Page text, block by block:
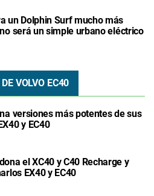
un Dolphin Surf mucho más
será un simple urbano eléctrico
VOLVO EC40
versiones más potentes de sus
y EC40
el XC40 y C40 Recharge y
EX40 y EC40